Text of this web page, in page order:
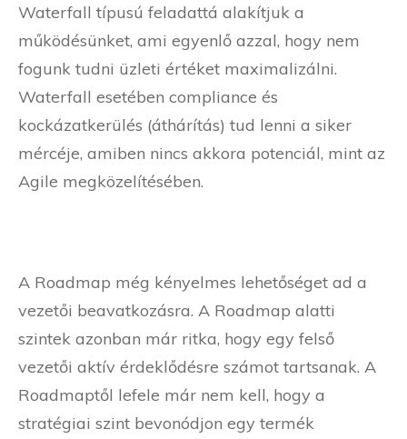
Waterfall típusú feladattá alakítjuk a
működésünket, ami egyenlő azzal, hogy nem
fogunk tudni üzleti értéket maximalizálni.
Waterfall esetében compliance és
kockázatkerülés (áthárítás) tud lenni a siker
mércéje, amiben nincs akkora potenciál, mint az
Agile megközelítésében.
A Roadmap még kényelmes lehetőséget ad a
vezetői beavatkozásra. A Roadmap alatti
szintek azonban már ritka, hogy egy felső
vezetői aktív érdeklődésre számot tartsanak. A
Roadmaptől lefele már nem kell, hogy a
stratégiai szint bevonódjon egy termék